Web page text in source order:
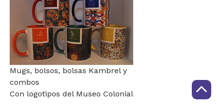
Mugs, bolsos, bolsas Kambrel y
combos
Con logotipos del Museo Colonial